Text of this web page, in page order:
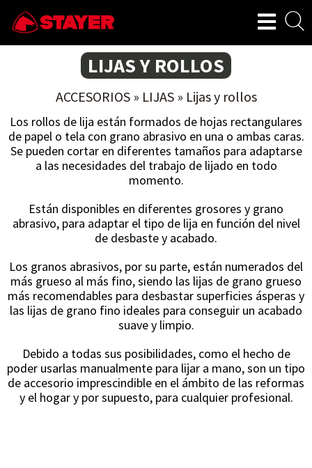
LIJAS Y ROLLOS
ACCESORIOS» LIJAS» Lijas y rollos
Los rollos de lija están formados de hojas rectangulares
de papel o tela con grano abrasivo en una o ambas caras.
Se pueden cortar en diferentes tamaños para adaptarse
a las necesidades del trabajo de lijado en todo
momento.
Están disponibles en diferentes grosores y grano
abrasivo, para adaptar el tipo de lija en función del nivel
de desbaste y acabado.
Los granos abrasivos, por su parte, están numerados del
más grueso al más fino, siendo las lijas de grano grueso
más recomendables para desbastar superficies ásperas y
las lijas de grano fino ideales para conseguir un acabado
suave y limpio.
Debido a todas sus posibilidades, como el hecho de
poder usarlas manualmente para lijar a mano, son un tipo
de accesorio imprescindible en el ámbito de las reformas
y el hogar y por supuesto, para cualquier profesional.